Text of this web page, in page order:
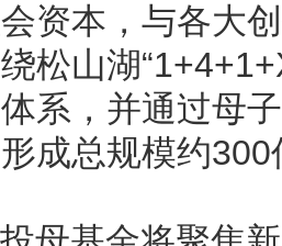
资本，与各大
松山湖
系，并通过母
成总规模约